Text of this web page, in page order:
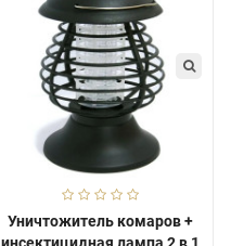
Уничтожитель комаров +
инсектицидная лампа 2 в 1